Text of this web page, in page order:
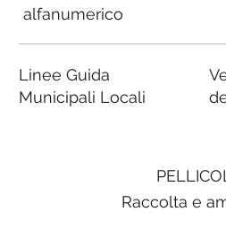
Raccolta e
alfanumerico
Linee Guida
Municipali Locali